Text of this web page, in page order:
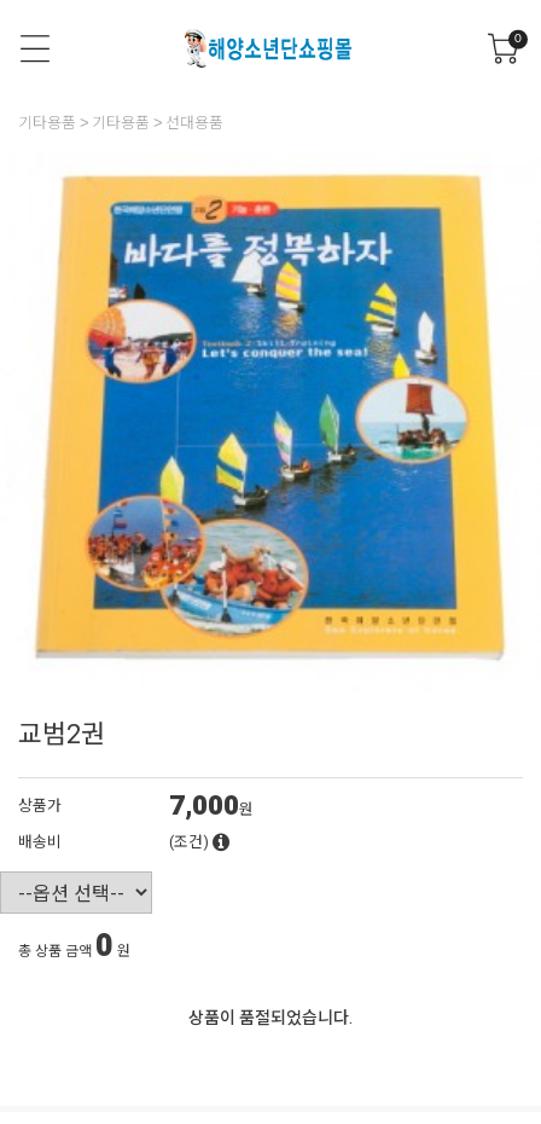
0
기타용품 기타용품 선대용품
교범2권
상품가 7,000원
배송비
(조건)
총 상품 금액 0 원
상품이 품절되었습니다.